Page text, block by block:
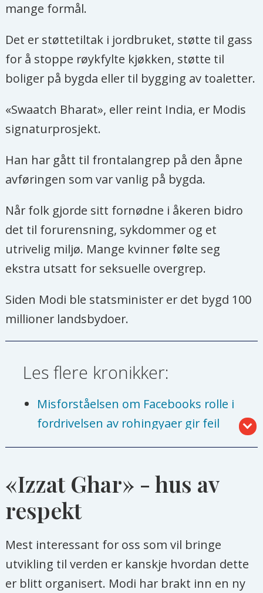
mange formål.
Det er støttetiltak i jordbruket, støtte til gass
for å stoppe røykfylte kjøkken, støtte til
boliger på bygda eller til bygging av toaletter.
«Swaatch Bharat», eller reint India, er Modis
signaturprosjekt.
Han har gått til frontalangrep på den åpne
avføringen som var vanlig på bygda.
Når folk gjorde sitt fornødne i åkeren bidro
det til forurensning, sykdommer og et
utrivelig miljø. Mange kvinner følte seg
ekstra utsatt for seksuelle overgrep.
Siden Modi ble statsminister er det bygd 100
millioner landsbydoer.
Les flere kronikker:
Misforståelsen om Facebooks rolle i
fordrivelsen av rohingyaer gir feil
Donorane sine dilemma i
Afghanistan
«Izzat Ghar» - hus av
respekt
Mest interessant for oss som vil bringe
utvikling til verden er kanskje hvordan dette
er blitt organisert. Modi har brakt inn en ny